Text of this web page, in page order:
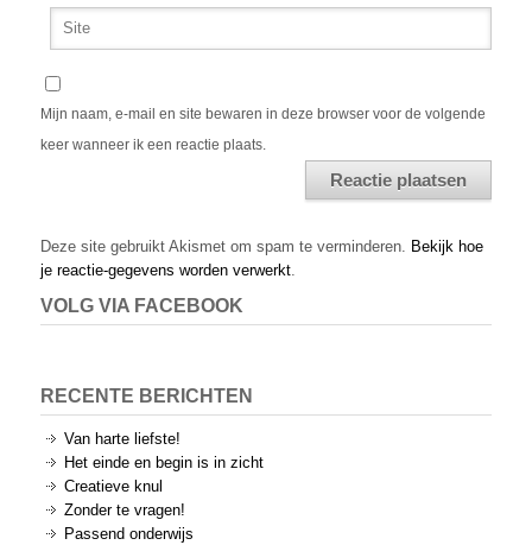
Mijn naam, e-mail en site bewaren in deze browser voor de volgende
keer wanneer ik een reactie plaats.
Deze site gebruikt Akismet om spam te verminderen. Bekijk hoe
je reactie-gegevens worden verwerkt.
VOLG VIA FACEBOOK
RECENTE BERICHTEN
Van harte liefste!
Het einde en begin is in zicht
Creatieve knul
Zonder te vragen!
Passend onderwijs